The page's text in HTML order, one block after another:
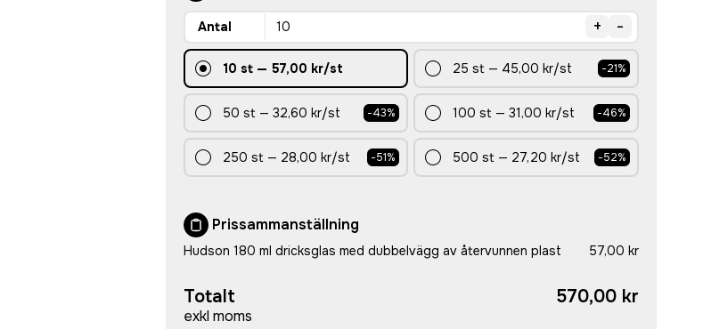
Antal + -
10 st— 57,00 kr/st 25 st — 45,00 kr/st -21%
50 st — 32,60 kr/st -43% 100 st —31,00 kr/st -46%
250 st — 28,00 kr/st -51% 500 st — 27,20 kr/st -52%
Prissammanställning
Hudson 180 ml dricksglas med dubbelvägg av återvunnen plast 57,00 kr
Totalt
exkl moms
570,00 kr